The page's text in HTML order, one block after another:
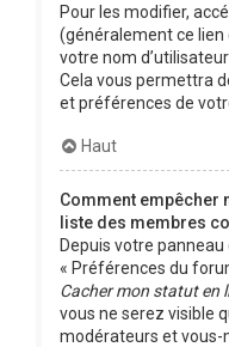
Pour les modifier,
(généralement ce lien
votre nom
Cela vous permettra
et préférences de
Haut
Comment empêcher
liste des membres
Depuis votre
« Préférences du
Cacher mon statut en
vous ne serez visible
modérateurs et vous-